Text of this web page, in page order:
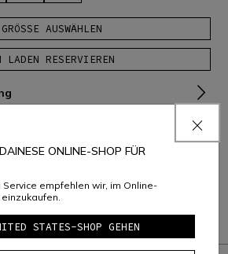
GRÖSSE AUSWÄHLEN
LADEN RESERVIEREN
ONLINE-SHOP FÜR
empfehlen wir, im Online-
STATES-SHOP GEHEN